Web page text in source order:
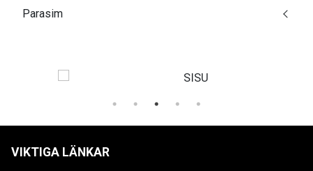
Parasim
VIKTIGA LÄNKAR